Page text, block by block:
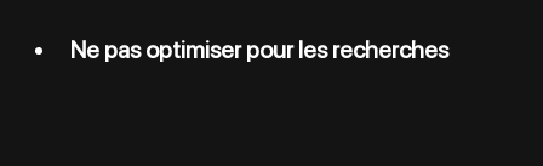
Ne pas optimiser pour les recherches